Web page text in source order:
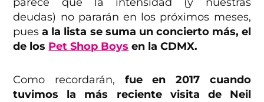
deudas) no pararán en los próximos meses,
puesa la lista se suma un concierto más, el
de los Pet Shop Boys en la CDMX.
Como recordarán, fue en 2017 cuando
tuvimos la más reciente visita de Neil